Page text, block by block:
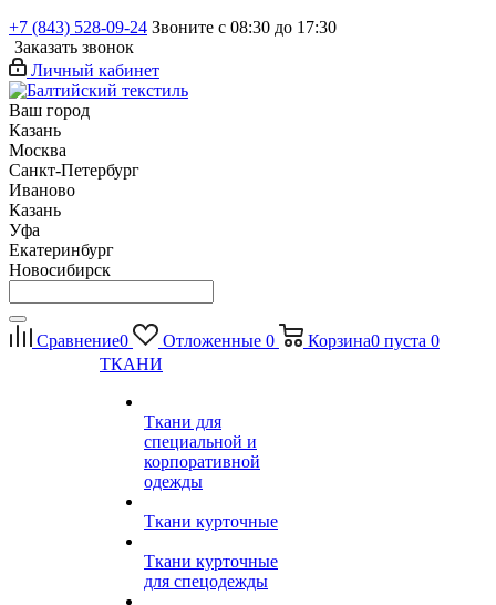
+7 (843) 528-09-24 Звоните с 08:30 до 17:30
Заказать звонок
Личный кабинет
Ваш город
Казань
Москва
Санкт-Петербург
Иваново
Казань
Уфа
Екатеринбург
Новосибирск
Сравнение0 Отложенные 0 Корзина0 пуста 0
ТКАНИ
Ткани для
специальной и
корпоративной
одежды
Ткани курточные
Ткани курточные
для спецодежды